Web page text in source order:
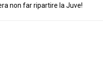
non far ripartire la Juve!